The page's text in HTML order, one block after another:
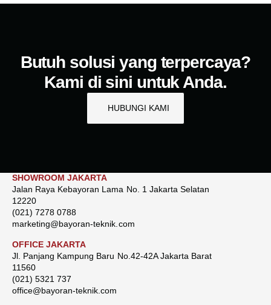
Butuh solusi yang terpercaya?
Kami di sini untuk Anda.
HUBUNGI KAMI
SHOWROOM JAKARTA
Jalan Raya Kebayoran Lama No. 1 Jakarta Selatan
12220
(021) 7278 0788
marketing@bayoran-teknik.com
OFFICE JAKARTA
Jl. Panjang Kampung Baru No.42-42A Jakarta Barat
11560
(021) 5321 737
office@bayoran-teknik.com